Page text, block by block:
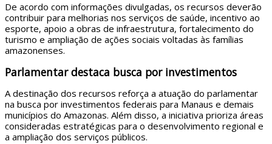
De acordo com informações divulgadas, os recursos deverão
contribuir para melhorias nos serviços de saúde, incentivo ao
esporte, apoio a obras de infraestrutura, fortalecimento do
turismo e ampliação de ações sociais voltadas às famílias
amazonenses.
Parlamentar destaca busca por investimentos
A destinação dos recursos reforça a atuação do parlamentar
na busca por investimentos federais para Manaus e demais
municípios do Amazonas. Além disso, a iniciativa prioriza áreas
consideradas estratégicas para o desenvolvimento regional e
a ampliação dos serviços públicos.